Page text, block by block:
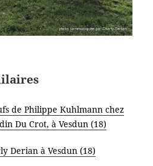
de Philippe Kuhlmann chez
Du Crot, à Vesdun (18)
Derian à Vesdun (18)